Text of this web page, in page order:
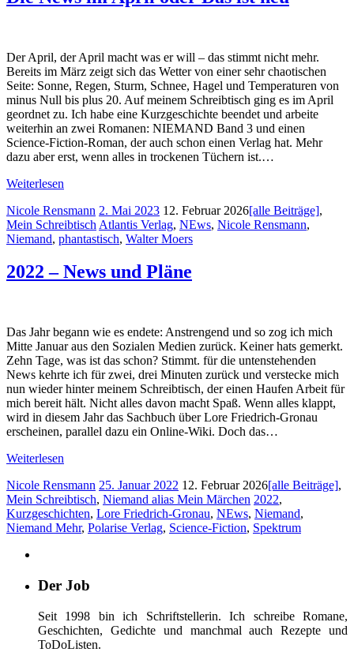
Der April, der April macht was er will – das stimmt nicht mehr.
Bereits im März zeigt sich das Wetter von einer sehr chaotischen
Seite: Sonne, Regen, Sturm, Schnee, Hagel und Temperaturen von
minus Null bis plus 20. Auf meinem Schreibtisch ging es im April
geordnet zu. Ich habe eine Kurzgeschichte beendet und arbeite
weiterhin an zwei Romanen: NIEMAND Band 3 und einen
Science-Fiction-Roman, der auch schon einen Verlag hat. Mehr
dazu aber erst, wenn alles in trockenen Tüchern ist.…
Weiterlesen
Nicole Rensmann 2. Mai 2023 12. Februar 2026[alle Beiträge],
Mein Schreibtisch Atlantis Verlag, NEws, Nicole Rensmann,
Niemand, phantastisch, Walter Moers
2022 – News und Pläne
Das Jahr begann wie es endete: Anstrengend und so zog ich mich
Mitte Januar aus den Sozialen Medien zurück. Keiner hats gemerkt.
Zehn Tage, was ist das schon? Stimmt. für die untenstehenden
News kehrte ich für zwei, drei Minuten zurück und verstecke mich
nun wieder hinter meinem Schreibtisch, der einen Haufen Arbeit für
mich bereit hält. Nicht alles davon macht Spaß. Wenn alles klappt,
wird in diesem Jahr das Sachbuch über Lore Friedrich-Gronau
erscheinen, parallel dazu ein Online-Wiki. Doch das…
Weiterlesen
Nicole Rensmann 25. Januar 2022 12. Februar 2026[alle Beiträge],
Mein Schreibtisch, Niemand alias Mein Märchen 2022,
Kurzgeschichten, Lore Friedrich-Gronau, NEws, Niemand,
Niemand Mehr, Polarise Verlag, Science-Fiction, Spektrum
Der Job
Seit 1998 bin ich Schriftstellerin. Ich schreibe Romane,
Geschichten, Gedichte und manchmal auch Rezepte und
ToDoListen.